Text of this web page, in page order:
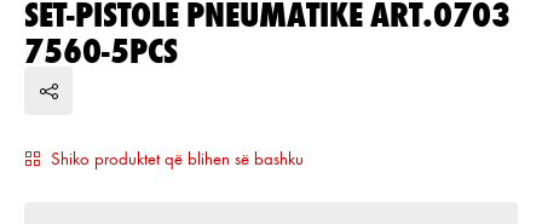
SET-PISTOLE PNEUMATIKE ART.0703
7560-5PCS
Shiko produktet që blihen së bashku